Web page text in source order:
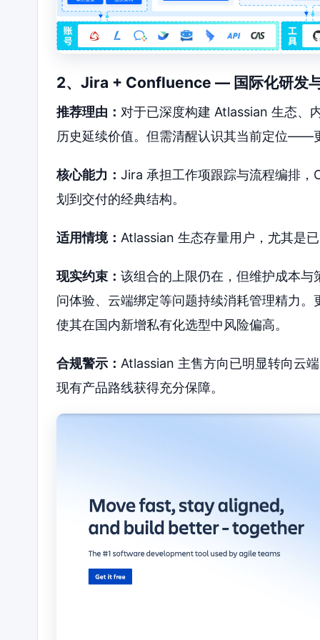
2、Jira + Confluence — 国际化研发
推荐理由： 对于已深度构建 Atlassian 生态、
历史延续价值。但需清醒认识其当前定位——
核心能力： Jira 承担工作项跟踪与流程编排
划到交付的经典结构。
适用情境： Atlassian 生态存量用户，尤其是
现实约束： 该组合的上限仍在，但维护成本
问体验、云端绑定等问题持续消耗管理精力
使其在国内新增私有化选型中风险偏高。
合规警示： Atlassian 主售方向已明显转向云
现有产品路线获得充分保障。